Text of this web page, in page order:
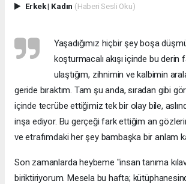
Erkek| Kadın (Haberi Sesli Oku)
Yaşadığımız hiçbir şey boşa
koşturmacalı akışı içinde bu derin
ulaştığım, zihnimin ve kalbimin
geride bıraktım. Tam şu anda, sıradan gibi
içinde tecrübe ettiğimiz tek bir olay bile,
inşa ediyor. Bu gerçeği fark ettiğim an
ve etrafımdaki her şey bambaşka bir anlam
Son zamanlarda heybeme "insan tanıma
biriktiriyorum. Mesela bu hafta;